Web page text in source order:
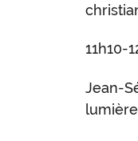
11h10-
Jean-